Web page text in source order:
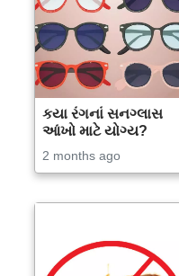
કયા રંગનાં સનગ્લાસ
આંખો માટે યોગ્ય?
2 months ago